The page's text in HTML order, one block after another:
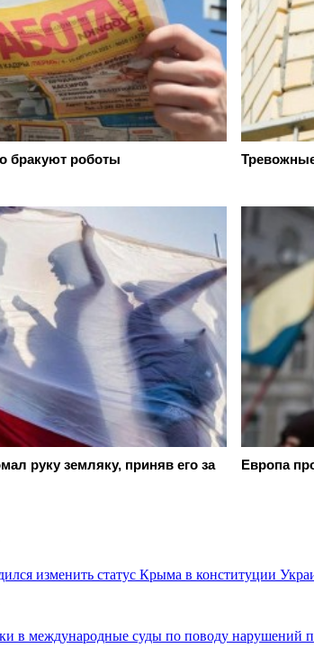
бракуют роботы
руку земляку, приняв его за
Европа
изменить статус Крыма в конституции
в международные суды по поводу нарушений